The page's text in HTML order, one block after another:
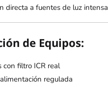
directa a fuentes de luz intensa
de Equipos:
con filtro ICR real
regulada